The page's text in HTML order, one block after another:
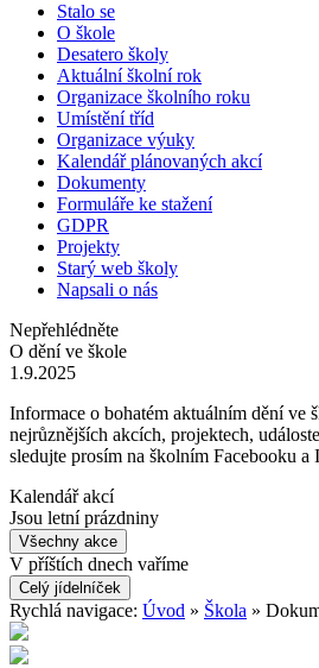
Stalo se
O škole
Desatero školy
Aktuální školní rok
Organizace školního roku
Umístění tříd
Organizace výuky
Kalendář plánovaných akcí
Dokumenty
Formuláře ke stažení
GDPR
Projekty
Starý web školy
Napsali o nás
Nepřehlédněte
O dění ve škole
1.9.2025
Informace o bohatém aktuálním dění ve
nejrůznějších akcích, projektech,
sledujte prosím na školním Facebooku
Kalendář akcí
Jsou letní prázdniny
Všechny akce
V příštích dnech vaříme
Celý jídelníček
Rychlá navigace: Úvod » Škola »